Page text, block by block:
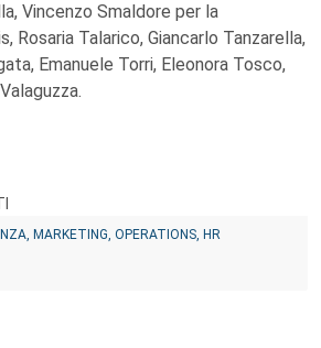
Vincenzo Smaldore per la
Rosaria Talarico, Giancarlo Tanzarella,
Emanuele Torri, Eleonora Tosco,
MARKETING, OPERATIONS, HR